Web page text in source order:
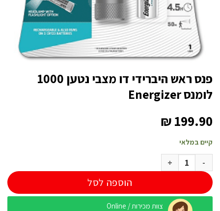
פנס ראש היברידי דו מצבי נטען 1000
לומנס Energizer
₪199.90
קיים במלאי
כמות של פנס ראש היברידי דו מצבי נטען 1000 לומנס Energizer
הוספה לסל
צוות מכירות / Online